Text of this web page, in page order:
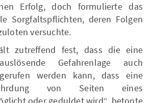
Erfolg, doch formulierte das
Sorgfaltspflichten, deren Folgen
versuchte.
zutreffend fest, dass die eine
Gefahrenlage auch
werden kann, dass eine
von Seiten eines